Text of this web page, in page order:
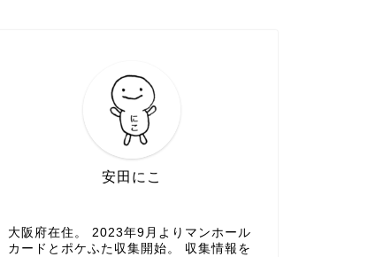
安田にこ
大阪府在住。 2023年9月よりマンホール
カードとポケふた収集開始。 収集情報を